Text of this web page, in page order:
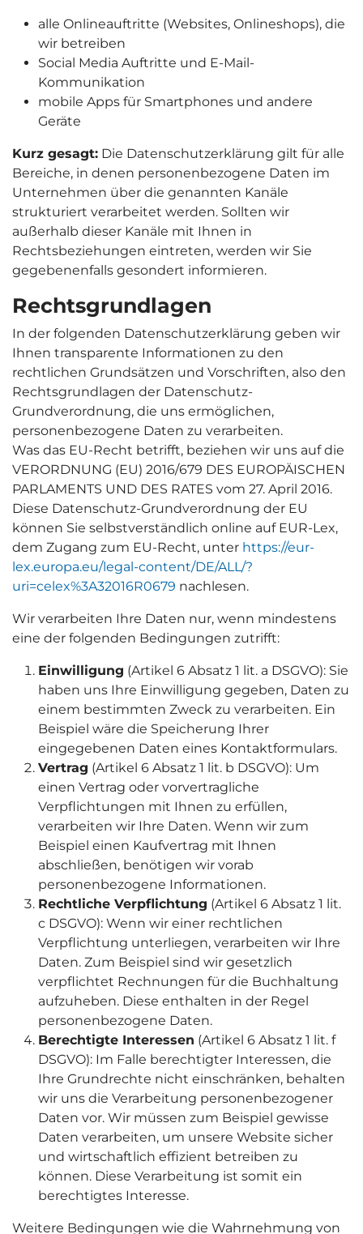
alle Onlineauftritte (Websites, Onlineshops), die
wir betreiben
Social Media Auftritte und E-Mail-
Kommunikation
mobile Apps für Smartphones und andere
Geräte
Kurz gesagt: Die Datenschutzerklärung gilt für alle
Bereiche, in denen personenbezogene Daten im
Unternehmen über die genannten Kanäle
strukturiert verarbeitet werden. Sollten wir
außerhalb dieser Kanäle mit Ihnen in
Rechtsbeziehungen eintreten, werden wir Sie
gegebenenfalls gesondert informieren.
Rechtsgrundlagen
In der folgenden Datenschutzerklärung geben wir
Ihnen transparente Informationen zu den
rechtlichen Grundsätzen und Vorschriften, also den
Rechtsgrundlagen der Datenschutz-
Grundverordnung, die uns ermöglichen,
personenbezogene Daten zu verarbeiten.
Was das EU-Recht betrifft, beziehen wir uns auf die
VERORDNUNG (EU) 2016/679 DES EUROPÄISCHEN
PARLAMENTS UND DES RATES vom 27. April 2016.
Diese Datenschutz-Grundverordnung der EU
können Sie selbstverständlich online auf EUR-Lex,
dem Zugang zum EU-Recht, unter https://eur-
lex.europa.eu/legal-content/DE/ALL/?
uri=celex%3A32016R0679 nachlesen.
Wir verarbeiten Ihre Daten nur, wenn mindestens
eine der folgenden Bedingungen zutrifft:
Einwilligung (Artikel 6 Absatz 1 lit. a DSGVO): Sie
haben uns Ihre Einwilligung gegeben, Daten zu
einem bestimmten Zweck zu verarbeiten. Ein
Beispiel wäre die Speicherung Ihrer
eingegebenen Daten eines Kontaktformulars.
Vertrag (Artikel 6 Absatz 1 lit. b DSGVO): Um
einen Vertrag oder vorvertragliche
Verpflichtungen mit Ihnen zu erfüllen,
verarbeiten wir Ihre Daten. Wenn wir zum
Beispiel einen Kaufvertrag mit Ihnen
abschließen, benötigen wir vorab
personenbezogene Informationen.
Rechtliche Verpflichtung (Artikel 6 Absatz 1 lit.
c DSGVO): Wenn wir einer rechtlichen
Verpflichtung unterliegen, verarbeiten wir Ihre
Daten. Zum Beispiel sind wir gesetzlich
verpflichtet Rechnungen für die Buchhaltung
aufzuheben. Diese enthalten in der Regel
personenbezogene Daten.
Berechtigte Interessen (Artikel 6 Absatz 1 lit. f
DSGVO): Im Falle berechtigter Interessen, die
Ihre Grundrechte nicht einschränken, behalten
wir uns die Verarbeitung personenbezogener
Daten vor. Wir müssen zum Beispiel gewisse
Daten verarbeiten, um unsere Website sicher
und wirtschaftlich effizient betreiben zu
können. Diese Verarbeitung ist somit ein
berechtigtes Interesse.
Weitere Bedingungen wie die Wahrnehmung von